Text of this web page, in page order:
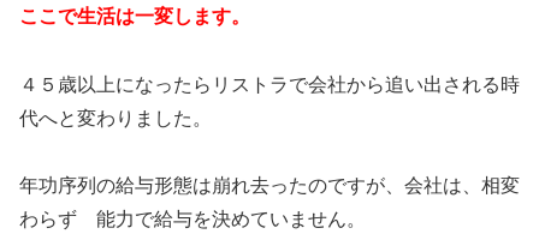
ここで生活は一変します。
４５歳以上になったらリストラで会社から追い出される時
代へと変わりました。
年功序列の給与形態は崩れ去ったのですが、会社は、相変
わらず 能力で給与を決めていません。